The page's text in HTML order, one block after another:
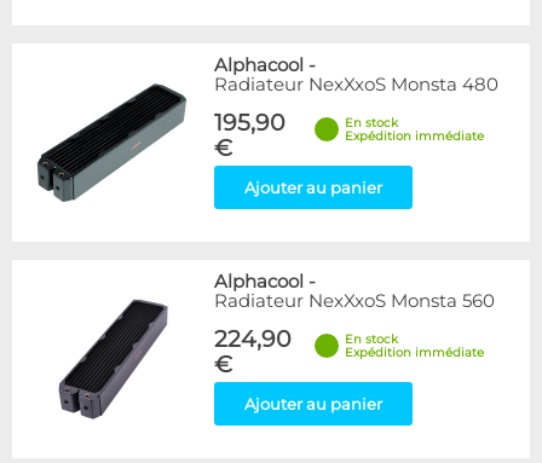
Alphacool -
Radiateur NexXxoS Monsta 480
195,90
€
En stock
Expédition immédiate
Ajouter au panier
Alphacool -
Radiateur NexXxoS Monsta 560
224,90
€
En stock
Expédition immédiate
Ajouter au panier